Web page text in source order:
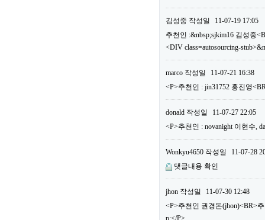
김성중 작성일
11-07-19 17:05
추천인 :&nbsp;sjkim16 김성중
<DIV class=autosourcing-
marco 작성일
11-07-21 16:38
<P>추천인 : jin31752 홍진영
donald 작성일
11-07-27 22:05
<P>추천인 : novanight 이현수,
Wonkyu4650 작성일
11-07-28
댓글내용 확인
jhon 작성일
11-07-30 12:48
<P>추천인 권경돈(jhon)<BR>
p;</P>